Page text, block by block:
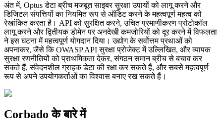
अंत में, Optus डेटा ब्रीच मजबूत साइबर सुरक्षा उपायों को लागू करने और
डिजिटल संपत्तियों का नियमित रूप से ऑडिट करने के महत्वपूर्ण महत्व को
रेखांकित करता है। API को सुरक्षित करने, उचित प्रमाणीकरण प्रोटोकॉल
लागू करने और द्वितीयक डोमेन पर अनदेखी कमजोरियों को दूर करने में विफलता
ने इस घटना में महत्वपूर्ण योगदान दिया। उद्योग के सर्वोत्तम प्रथाओं को
अपनाकर, जैसे कि OWASP API सुरक्षा प्रोजेक्ट में उल्लिखित, और व्यापक
सुरक्षा रणनीतियों को प्राथमिकता देकर, संगठन समान ब्रीच से बचाव कर
सकते हैं, संवेदनशील ग्राहक डेटा की रक्षा कर सकते हैं, और सबसे महत्वपूर्ण
रूप से अपने उपयोगकर्ताओं का विश्वास बनाए रख सकते हैं।
Corbado के बारे में